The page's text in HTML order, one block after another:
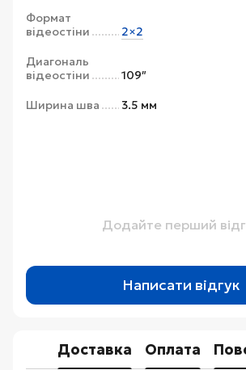
Формат
відеостіни
2×2
Диагональ
відеостіни
109″
Ширина шва 3.5 мм
Додайте перший
Написати відгук
Доставка Оплата